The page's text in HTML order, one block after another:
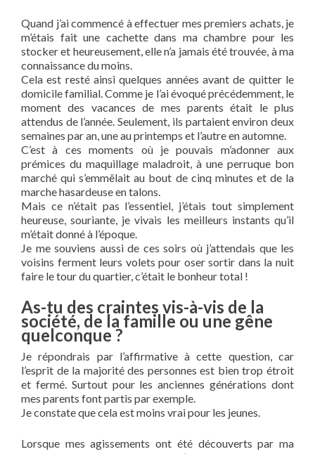
Quand j’ai commencé à effectuer mes premiers achats, je
m’étais fait une cachette dans ma chambre pour les
stocker et heureusement, elle n’a jamais été trouvée, à ma
connaissance du moins.
Cela est resté ainsi quelques années avant de quitter le
domicile familial. Comme je l’ai évoqué précédemment, le
moment des vacances de mes parents était le plus
attendus de l’année. Seulement, ils partaient environ deux
semaines par an, une au printemps et l’autre en automne.
C’est à ces moments où je pouvais m’adonner aux
prémices du maquillage maladroit, à une perruque bon
marché qui s’emmêlait au bout de cinq minutes et de la
marche hasardeuse en talons.
Mais ce n’était pas l’essentiel, j’étais tout simplement
heureuse, souriante, je vivais les meilleurs instants qu’il
m’était donné à l’époque.
Je me souviens aussi de ces soirs où j’attendais que les
voisins ferment leurs volets pour oser sortir dans la nuit
faire le tour du quartier, c’était le bonheur total !
As-tu des craintes vis-à-vis de la
société, de la famille ou une gêne
quelconque ?
Je répondrais par l’affirmative à cette question, car
l’esprit de la majorité des personnes est bien trop étroit
et fermé. Surtout pour les anciennes générations dont
mes parents font partis par exemple.
Je constate que cela est moins vrai pour les jeunes.
Lorsque mes agissements ont été découverts par ma